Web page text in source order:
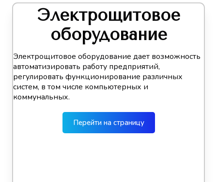
Электрощитовое
оборудование
Электрощитовое оборудование дает возможность
автоматизировать работу предприятий,
регулировать функционирование различных
систем, в том числе компьютерных и
коммунальных.
Перейти на страницу